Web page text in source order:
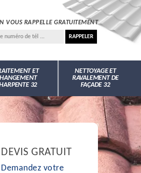
VOUS RAPPELLE GRATUITEMENT
ET
32
NETTOYAGE ET
RAVALEMENT DE
FAÇADE 32
DEVIS GRATUIT
Demandez votre